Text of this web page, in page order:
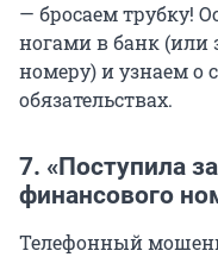
— бросаем трубку!
ногами в банк (или
номеру) и узнаем о
обязательствах.
7. «Поступила
финансового
Телефонный